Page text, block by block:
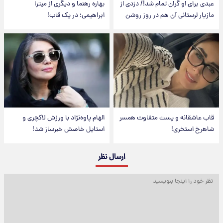
عبدی برای او گران تمام شد!/ دزدی از
مازیار لرستانی آن هم در روز روشن
بهاره رهنما و دیگری از میترا
ابراهیمی؛ در یک قاب!
قاب عاشقانه و پست متفاوت همسر
شاهرخ استخری!
الهام پاوه‌نژاد با ورزش لاکچری و
استایل خاصش خبرساز شد!
ارسال نظر